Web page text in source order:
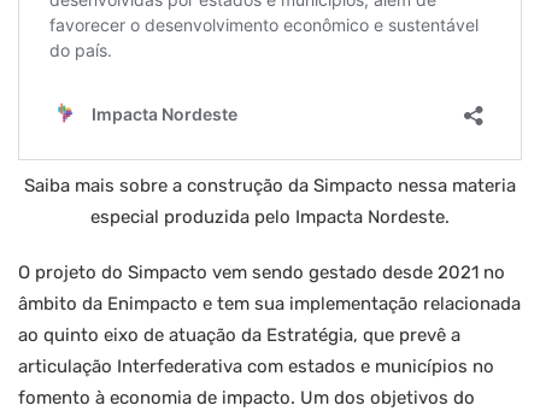
Saiba mais sobre a construção da Simpacto nessa materia
especial produzida pelo Impacta Nordeste.
O projeto do Simpacto vem sendo gestado desde 2021 no
âmbito da Enimpacto e tem sua implementação relacionada
ao quinto eixo de atuação da Estratégia, que prevê a
articulação Interfederativa com estados e municípios no
fomento à economia de impacto. Um dos objetivos do